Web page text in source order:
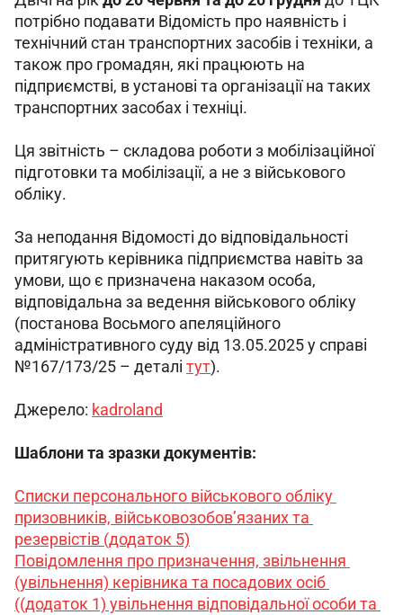
потрібно подавати Відомість про наявність і
технічний стан транспортних засобів і техніки, а
також про громадян, які працюють на
підприємстві, в установі та організації на таких
транспортних засобах і техніці.
Ця звітність – складова роботи з мобілізаційної
підготовки та мобілізації, а не з військового
обліку.
За неподання Відомості до відповідальності
притягують керівника підприємства навіть за
умови, що є призначена наказом особа,
відповідальна за ведення військового обліку
(постанова Восьмого апеляційного
адміністративного суду від 13.05.2025 у справі
№167/173/25 – деталі тут).
Джерело: kadroland
Шаблони та зразки документів:
Списки персонального військового обліку
призовників, військовозобов’язаних та
резервістів (додаток 5)
Повідомлення про призначення, звільнення
(увільнення) керівника та посадових осіб
((додаток 1) увільнення відповідальної особи та